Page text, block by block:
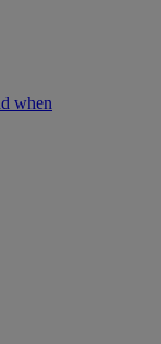
when